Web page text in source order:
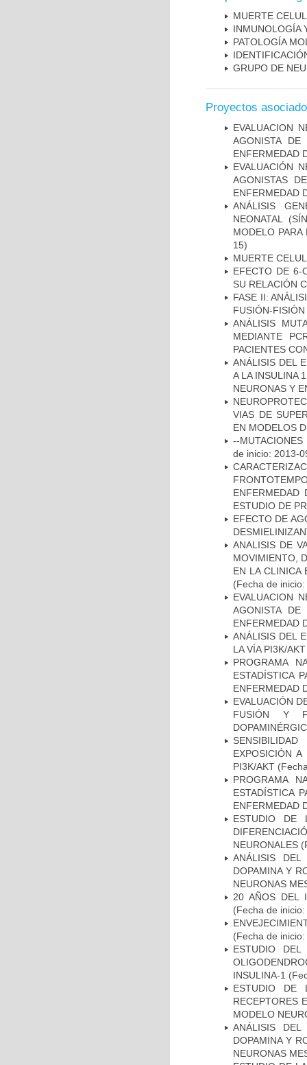
MUERTE
INMUNOLOGÍA
PATOLOGÍA
GRUPO DE
Proyectos
EVALUACION
AGONISTA
ENFERMEDAD
EVALUACIÓN
AGONISTAS
ENFERMEDAD
ANÁLISIS
NEONATAL
MODELO
15)
MUERTE
EFECTO DE 6-
SU RELACIÓN
FASE II:
FUSIÓN-
ANÁLISIS
MEDIANTE
PACIENTES
ANÁLISIS DEL
A LA INSULINA
NEURONAS Y
VIAS DE
EN MODELOS
--
de inicio: 2013-
ENFERMEDAD
ESTUDIO DE
EFECTO DE
ANALISIS DE
MOVIMIENTO,
EN LA CLINICA
(Fecha de
EVALUACION
AGONISTA
ENFERMEDAD
ANÁLISIS DEL
LA VÍA PI3K/
PROGRAMA
ESTADÍSTICA
ENFERMEDAD
EVALUACIÓN
FUSIÓN Y
EXPOSICIÓN
PI3K/AKT
PROGRAMA
ESTADÍSTICA
ENFERMEDAD
ESTUDIO DE
NEURONALES
ANÁLISIS
DOPAMINA Y
NEURONAS
20 AÑOS DEL
(Fecha de
(Fecha de
ESTUDIO
INSULINA-1
ESTUDIO DE
RECEPTORES
MODELO
ANÁLISIS
DOPAMINA Y
NEURONAS